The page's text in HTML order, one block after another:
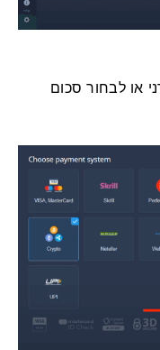
או לבחור סכום